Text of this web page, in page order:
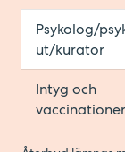
Psykolog/
ut/kurator
Intyg och